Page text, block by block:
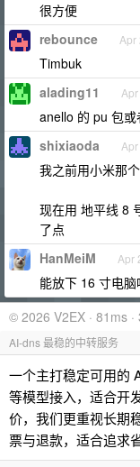
很方便
rebounce Apr
Timbuk
alading11
anello 的 pu 包或
shixiaoda
我之前用小米那
现在用 地平线 8
了点
HanMeiM Apr
能放下 16 寸电脑
© 2026 V2EX · 81ms ·
AI-dns 最稳的中转服务
一个主打稳定可用的
等模型接入，适合开
价，我们更重视长期
票与退款，适合追求